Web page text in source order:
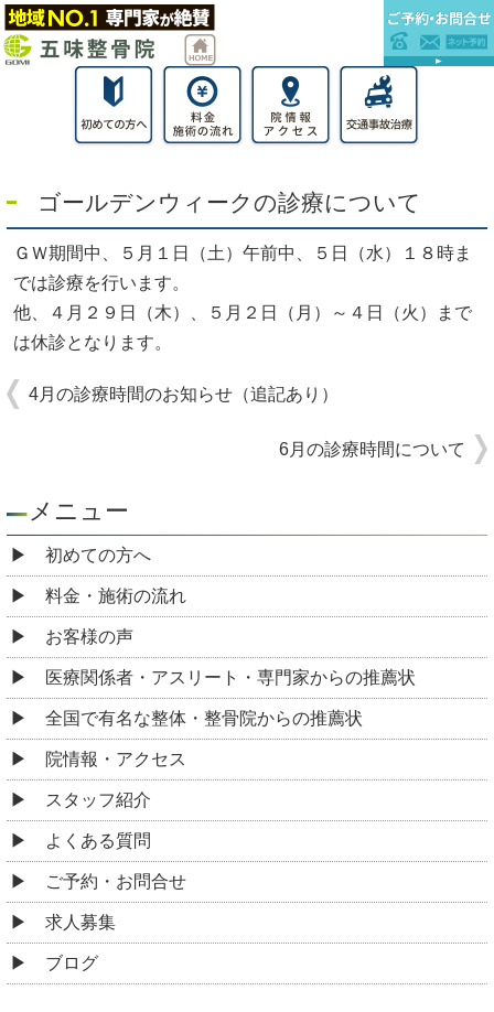
ゴールデンウィークの診療について
ＧＷ期間中、５月１日（土）午前中、５日（水）１８時ま
では診療を行います。
他、４月２９日（木）、５月２日（月）～４日（火）まで
は休診となります。
4月の診療時間のお知らせ（追記あり）
6月の診療時間について
メニュー
初めての方へ
料金・施術の流れ
お客様の声
医療関係者・アスリート・専門家からの推薦状
全国で有名な整体・整骨院からの推薦状
院情報・アクセス
スタッフ紹介
よくある質問
ご予約・お問合せ
求人募集
ブログ